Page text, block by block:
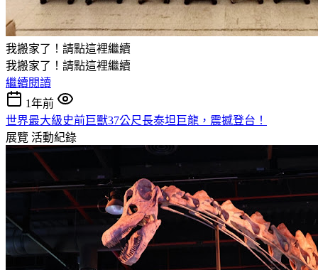
我搬家了！請點這裡繼續
我搬家了！請點這裡繼續
繼續閱讀
1年前
世界最大級史前巨獸37公尺長泰坦巨龍，震撼登台！
展覽 活動紀錄